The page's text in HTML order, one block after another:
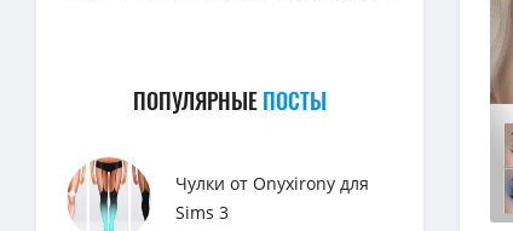
ПОПУЛЯРНЫЕПОСТЫ
Чулки от Onyxirony для
Sims 3